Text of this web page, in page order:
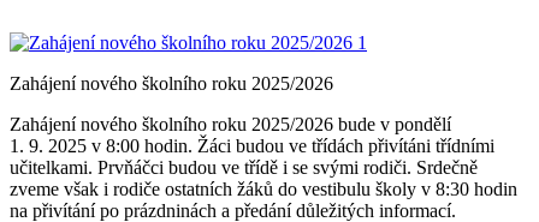
Zahájení nového školního roku 2025/2026
Zahájení nového školního roku 2025/2026 bude v pondělí
1. 9. 2025 v 8:00 hodin. Žáci budou ve třídách přivítáni třídními
učitelkami. Prvňáčci budou ve třídě i se svými rodiči. Srdečně
zveme však i rodiče ostatních žáků do vestibulu školy v 8:30 hodin
na přivítání po prázdninách a předání důležitých informací.